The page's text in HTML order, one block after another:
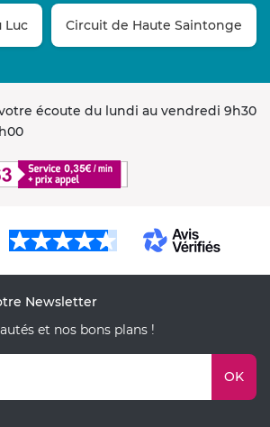
Luc Circuit de Haute Saintonge
écoute du lundi au vendredi 9h30
Newsletter
et nos bons plans !
OK